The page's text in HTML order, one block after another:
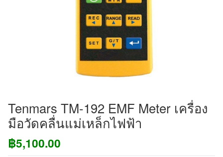
Tenmars TM-192 EMF Meter เครื่อง
มือวัดคลื่นแม่เหล็กไฟฟ้า
฿5,100.00